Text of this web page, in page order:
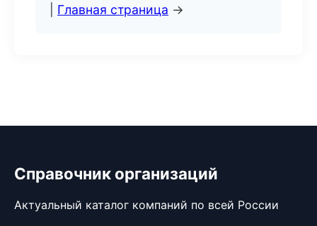
Главная страница →
Справочник организаций
Актуальный каталог компаний по всей России